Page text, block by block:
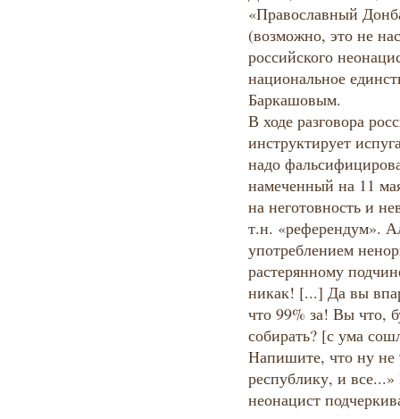
«Православный
(возможно, это не
российского
национальное
Баркашовым.
В ходе разговора
инструктирует
надо
намеченный на 11
на неготовность и
т.н. «референдум».
употреблением
растерянному
никак! [...] Да вы
что 99% за! Вы что,
собирать? [с ума
Напишите, что ну не
республику, и
неонацист